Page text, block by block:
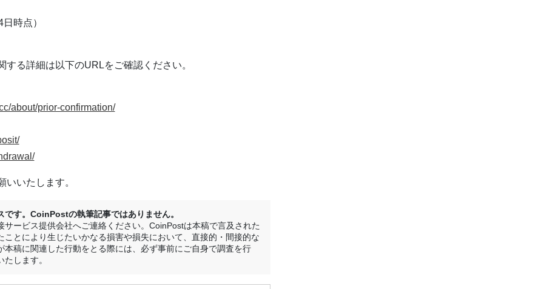
時点）
る詳細は以下のURLをご確認ください。
about/prior-confirmation/
いたします。
す。CoinPostの執筆記事ではありません。
ービス提供会社へご連絡ください。CoinPostは本稿で言及された
とにより生じたいかなる損害や損失において、直接的・間接的な
稿に関連した行動をとる際には、必ず事前にご自身で調査を行
します。